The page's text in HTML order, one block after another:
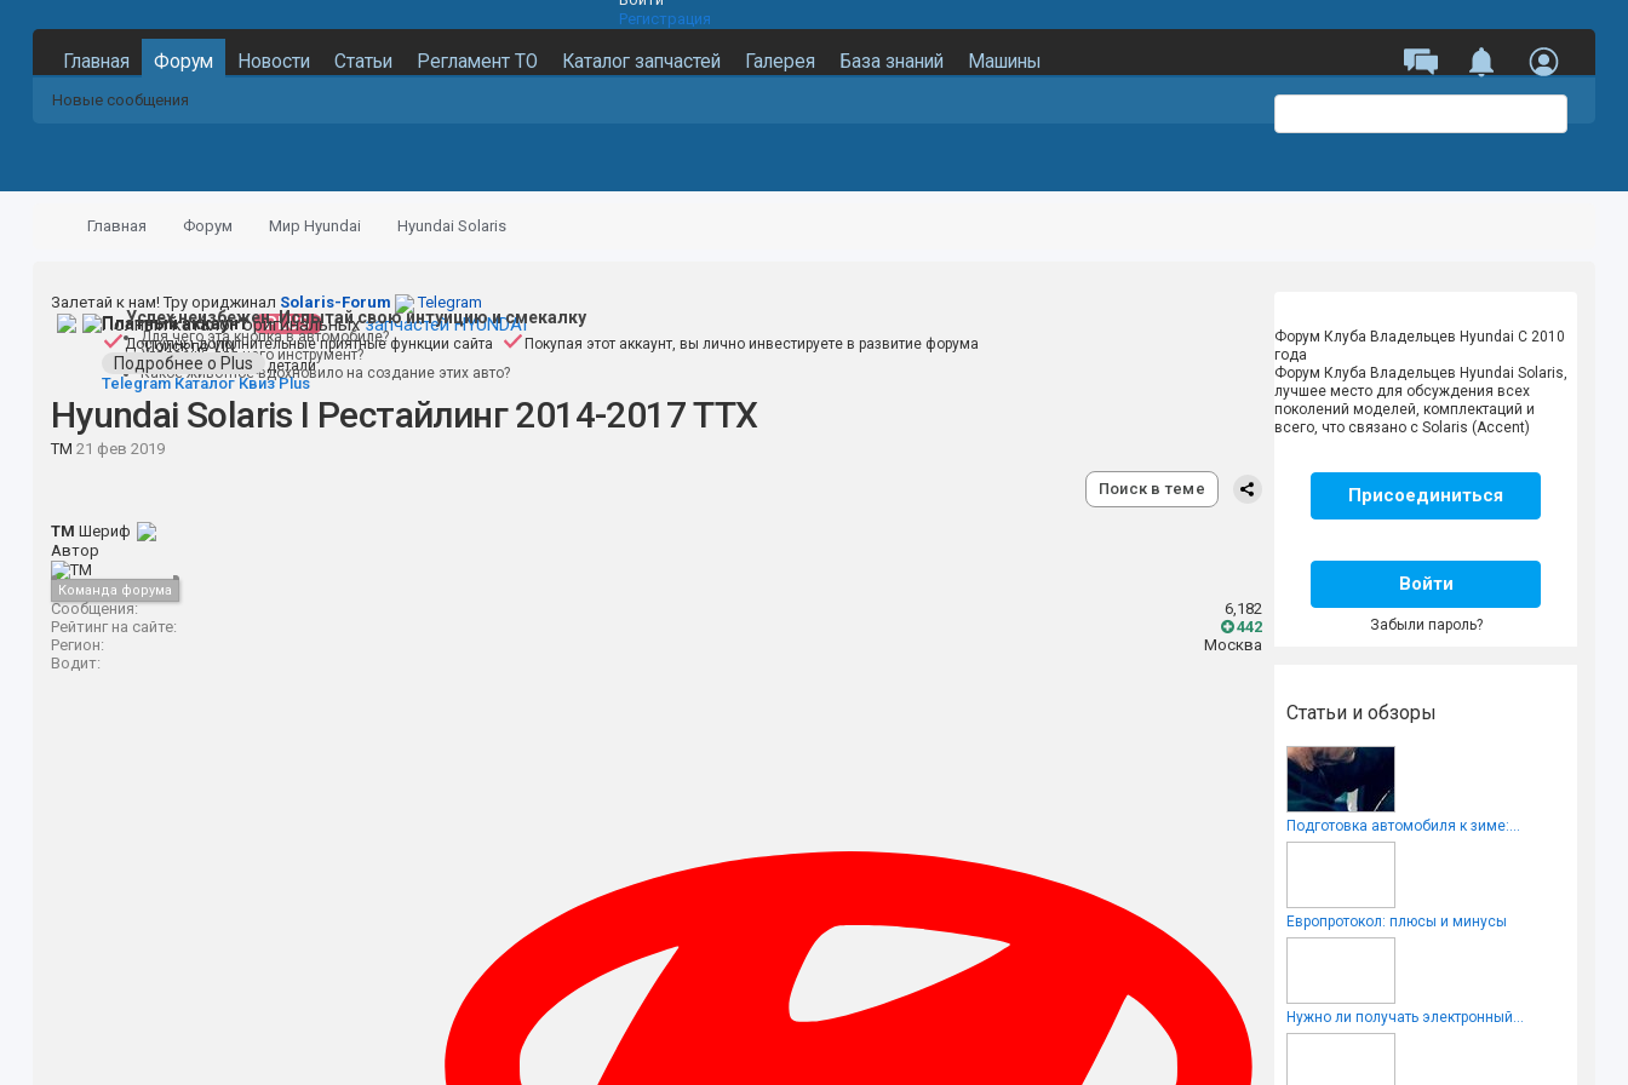
Регистрация
Главная Форум
Новые сообщения
Новости Статьи Регламент ТО Каталог запчастей Галерея База знаний Машины
Главная Форум Мир Hyundai Hyundai Solaris
Залетай к нам! Тру ориджинал Solaris-Forum Telegram
Полный каталог оригинальныхзапчастей HYUNDAI
Поиск по VIN
Поиск по номеру детали
Успех неизбежен. Испытай свою интуицию и смекалку
Для чего эта кнопка в автомобиле?
Угадаешь для чего инструмент?
Какое животное вдохновило на создание этих авто?
Платный аккаунт PLUS
Доступны дополнительные приятные функции сайта Покупая этот аккаунт, вы лично инвестируете в развитие форума
Подробнее о Plus
Telegram Каталог Квиз Plus
Hyundai Solaris I Рестайлинг 2014-2017 ТТХ
TM 21 фев 2019
Поиск в теме
TM Шериф
Автор
Команда форума
Сообщения:
6,182
Рейтинг на сайте:
442
Регион:
Москва
Водит:
Форум Клуба Владельцев Hyundai С 2010
года
Форум Клуба Владельцев Hyundai Solaris,
лучшее место для обсуждения всех
поколений моделей, комплектаций и
всего, что связано с Solaris (Accent)
Присоединиться
Войти
Забыли пароль?
Статьи и обзоры
Подготовка автомобиля к зиме:...
Европротокол: плюсы и минусы
Нужно ли получать электронный...